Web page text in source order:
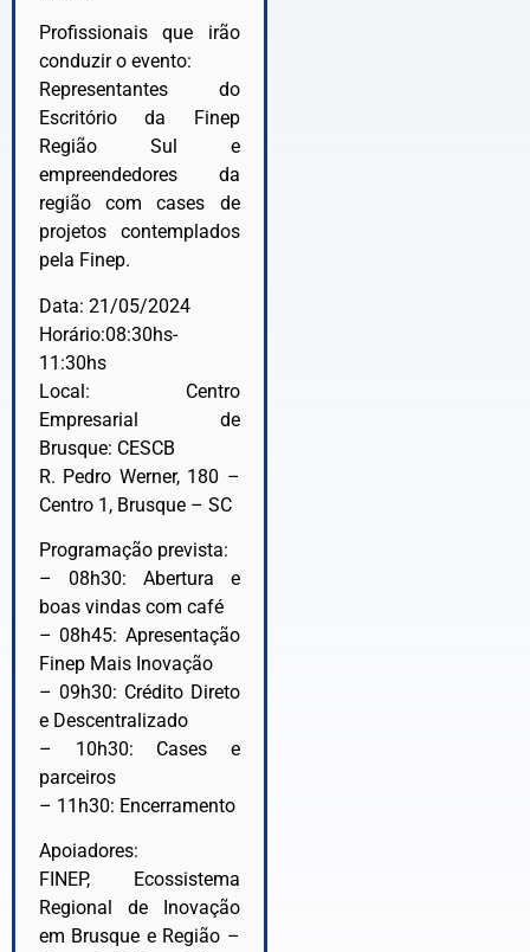
Profissionais que irão
conduzir o evento:
Representantes do
Escritório da Finep
Região Sul e
empreendedores da
região com cases de
projetos contemplados
pela Finep.
Data: 21/05/2024
Horário:08:30hs-
11:30hs
Local: Centro
Empresarial de
Brusque: CESCB
R. Pedro Werner, 180 –
Centro 1, Brusque – SC
Programação prevista:
– 08h30: Abertura e
boas vindas com café
– 08h45: Apresentação
Finep Mais Inovação
– 09h30: Crédito Direto
e Descentralizado
– 10h30: Cases e
parceiros
– 11h30: Encerramento
Apoiadores:
FINEP, Ecossistema
Regional de Inovação
em Brusque e Região –